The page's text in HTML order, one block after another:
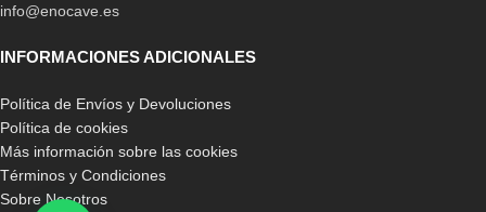
info@enocave.es
INFORMACIONES ADICIONALES
Política de Envíos y Devoluciones
Política de cookies
Más información sobre las cookies
Términos y Condiciones
Sobre Nosotros